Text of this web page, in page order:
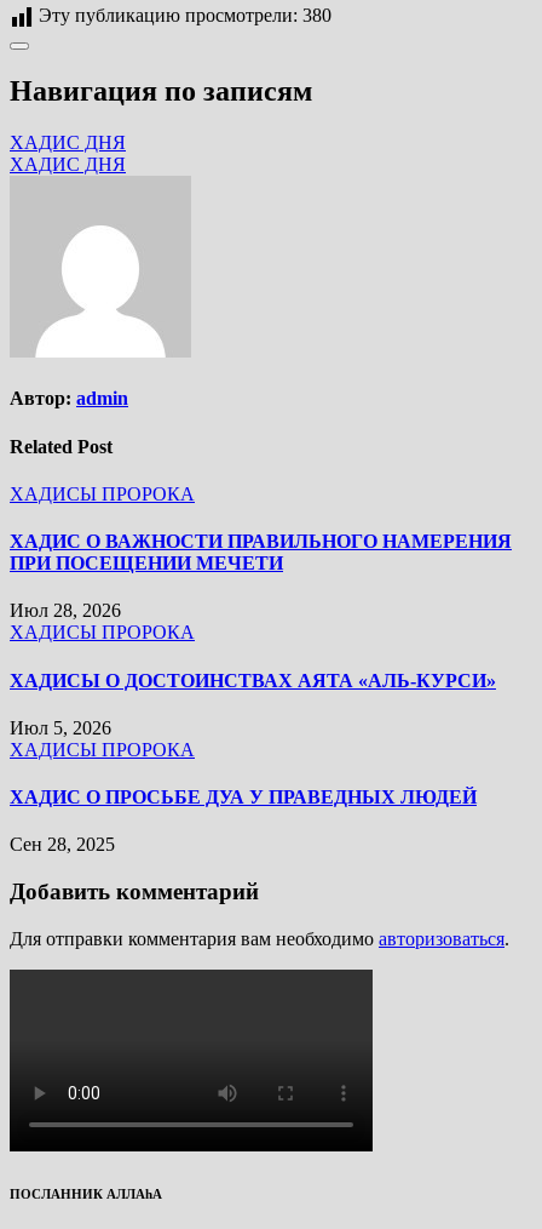
Эту публикацию просмотрели: 380
Навигация по записям
ХАДИС ДНЯ
ХАДИС ДНЯ
Автор: admin
Related Post
ХАДИСЫ ПРОРОКА
ХАДИС О ВАЖНОСТИ ПРАВИЛЬНОГО НАМЕРЕНИЯ
ПРИ ПОСЕЩЕНИИ МЕЧЕТИ
Июл 28, 2026
ХАДИСЫ ПРОРОКА
ХАДИСЫ О ДОСТОИНСТВАХ АЯТА «АЛЬ-КУРСИ»
Июл 5, 2026
ХАДИСЫ ПРОРОКА
ХАДИС О ПРОСЬБЕ ДУА У ПРАВЕДНЫХ ЛЮДЕЙ
Сен 28, 2025
Добавить комментарий
Для отправки комментария вам необходимо авторизоваться.
ПОСЛАННИК АЛЛАhА